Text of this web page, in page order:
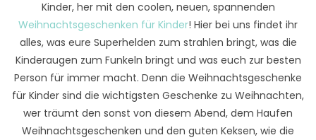
Kinder, her mit den coolen, neuen, spannenden
Weihnachtsgeschenken für Kinder! Hier bei uns findet ihr
alles, was eure Superhelden zum strahlen bringt, was die
Kinderaugen zum Funkeln bringt und was euch zur besten
Person für immer macht. Denn die Weihnachtsgeschenke
für Kinder sind die wichtigsten Geschenke zu Weihnachten,
wer träumt den sonst von diesem Abend, dem Haufen
Weihnachtsgeschenken und den guten Keksen, wie die